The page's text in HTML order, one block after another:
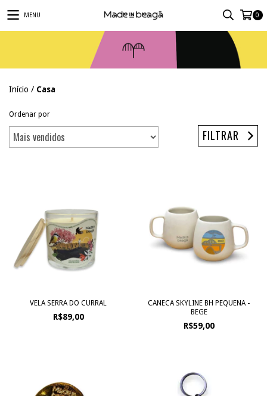
MENU 0
Início / Casa
Ordenar por
FILTRAR
VELA SERRA DO CURRAL
R$89,00
CANECA SKYLINE BH PEQUENA -
BEGE
R$59,00